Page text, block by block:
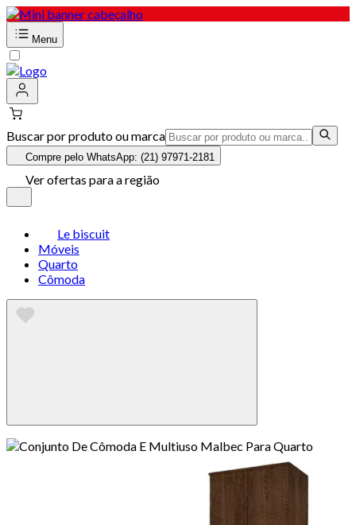
Menu
Buscar por produto ou marca
Compre pelo WhatsApp: (21) 97971-2181
Ver ofertas para a região
Le biscuit
Móveis
Quarto
Cômoda